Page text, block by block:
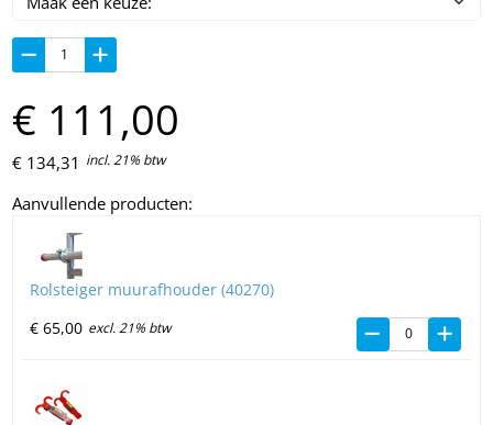
€ 134,31 incl. 21% btw
€ 111,00
Aanvullende producten:
Rolsteiger muurafhouder (40270)
€65,00 excl. 21% btw